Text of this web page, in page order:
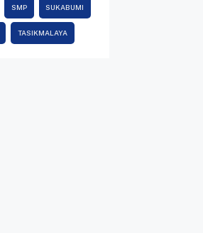
SMP SUKABUMI
TASIKMALAYA